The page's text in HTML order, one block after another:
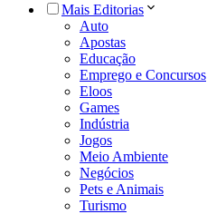
Mais Editorias
Auto
Apostas
Educação
Emprego e Concursos
Eloos
Games
Indústria
Jogos
Meio Ambiente
Negócios
Pets e Animais
Turismo